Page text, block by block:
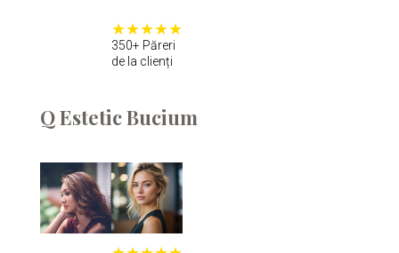
350+ Păreri
de la clienți
Q Estetic Bucium